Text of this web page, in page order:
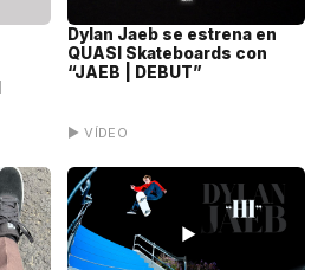
Dylan Jaeb se estrena en
QUASI Skateboards con
“JAEB | DEBUT”
▶ VÍDEO
▶